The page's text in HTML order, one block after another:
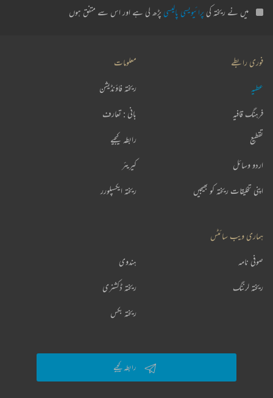
میں نے ریختہ کی پرائیویسی پالیسی پڑھ لی ہے اور اس سے متفق ہوں
فوری رابطے
عطیہ
فرہنگ قافیہ
تقطیع
اردو وسائل
اپنی تخلیقات ریختہ کو بھیجیں
معلومات
ریختہ فاؤنڈیشن
بانی : تعارف
رابطہ کیجیے
کیریئر
ریختہ ایکسپلورر
ہماری ویب سائٹس
ہندوی صوفی نامہ
ریختہ ڈکشنری ریختہ لرننگ
ریختہ بکس
رابطہ کیجیے